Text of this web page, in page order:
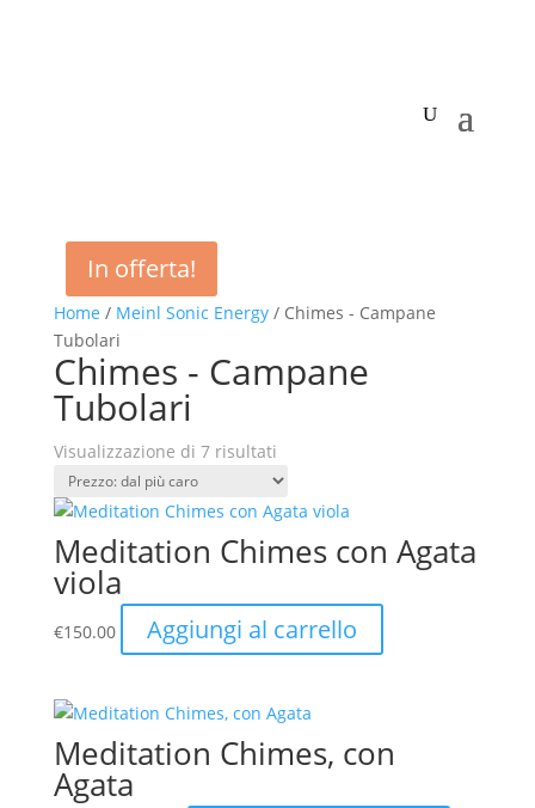
Home / Meinl Sonic Energy/ Chimes - Campane
Tubolari
Chimes - Campane
Tubolari
Visualizzazione di 7 risultatiPrezzo:
dal
più
Meditation Chimes con Agata
viola
€150.00 Aggiungi al carrello
In offerta!
Meditation Chimes, con
Agata